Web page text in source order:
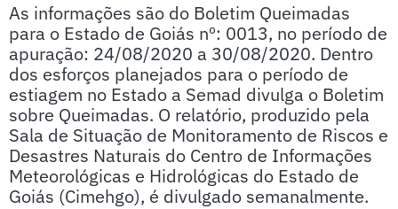
As informações são do Boletim Queimadas
para o Estado de Goiás nº: 0013, no período de
apuração: 24/08/2020 a 30/08/2020. Dentro
dos esforços planejados para o período de
estiagem no Estado a Semad divulga o Boletim
sobre Queimadas. O relatório, produzido pela
Sala de Situação de Monitoramento de Riscos e
Desastres Naturais do Centro de Informações
Meteorológicas e Hidrológicas do Estado de
Goiás (Cimehgo), é divulgado semanalmente.